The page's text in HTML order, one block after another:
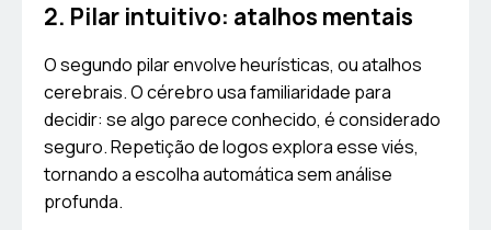
2. Pilar intuitivo: atalhos mentais
O segundo pilar envolve heurísticas, ou atalhos
cerebrais. O cérebro usa familiaridade para
decidir: se algo parece conhecido, é considerado
seguro. Repetição de logos explora esse viés,
tornando a escolha automática sem análise
profunda.